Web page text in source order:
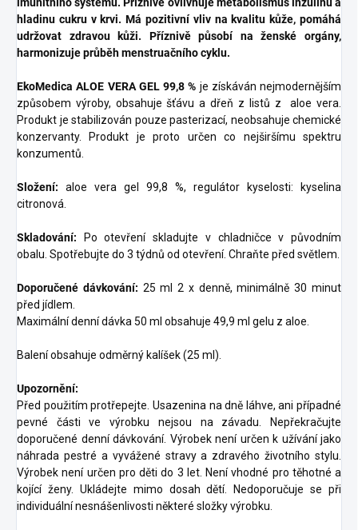
hladinu cukru v krvi. Má pozitivní vliv na kvalitu kůže, pomáhá
udržovat zdravou kůži. Příznivě působí na ženské orgány,
harmonizuje průběh menstruačního cyklu.
EkoMedica ALOE VERA GEL 99,8 % je získáván nejmodernějším
způsobem výroby, obsahuje šťávu a dřeň z listů z aloe vera.
Produkt je stabilizován pouze pasterizací, neobsahuje chemické
konzervanty. Produkt je proto určen co nejširšímu spektru
konzumentů.
Složení: aloe vera gel 99,8 %, regulátor kyselosti: kyselina
citronová.
Skladování: Po otevření skladujte v chladničce v původním
obalu. Spotřebujte do 3 týdnů od otevření. Chraňte před světlem.
Doporučené dávkování: 25 ml 2 x denně, minimálně 30 minut
před jídlem.
Maximální denní dávka 50 ml obsahuje 49,9 ml gelu z aloe.
Balení obsahuje odměrný kalíšek (25 ml).
Upozornění:
Před použitím protřepejte. Usazenina na dně láhve, ani případné
pevné části ve výrobku nejsou na závadu. Nepřekračujte
doporučené denní dávkování. Výrobek není určen k užívání jako
náhrada pestré a vyvážené stravy a zdravého životního stylu.
Výrobek není určen pro děti do 3 let. Není vhodné pro těhotné a
kojící ženy. Ukládejte mimo dosah dětí. Nedoporučuje se při
individuální nesnášenlivosti některé složky výrobku.